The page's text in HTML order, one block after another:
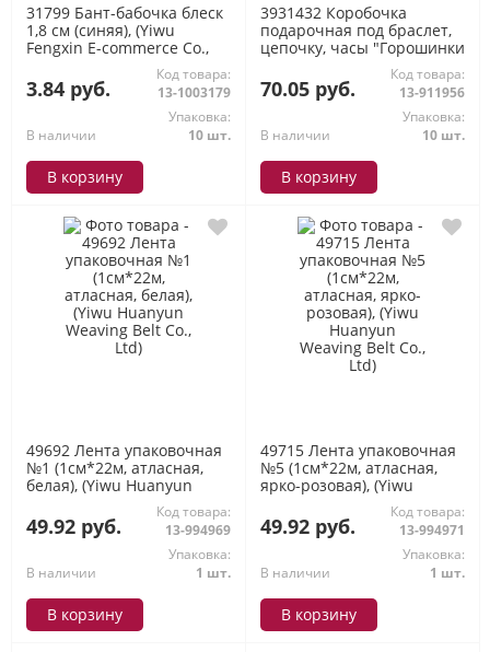
31799 Бант-бабочка блеск
1,8 см (синяя), (Yiwu
Fengxin E-commerce Co.,
3.84 руб.
Код товара:
13-1003179
В наличии
Упаковка:
10 шт.
В корзину
3931432 Коробочка
подарочная под браслет,
цепочку, часы "Горошинки
золотые" (21*4см, цвет в
ассортименте), (Sima-land)
70.05 руб.
Код товара:
13-911956
В наличии
Упаковка:
10 шт.
В корзину
49692 Лента упаковочная
№1 (1см*22м, атласная,
белая), (Yiwu Huanyun
Weaving Belt Co., Ltd)
49.92 руб.
Код товара:
13-994969
В наличии
Упаковка:
1 шт.
В корзину
49715 Лента упаковочная
№5 (1см*22м, атласная,
ярко-розовая), (Yiwu
Huanyun Weaving Belt Co.,
Ltd)
49.92 руб.
Код товара:
13-994971
В наличии
Упаковка:
1 шт.
В корзину